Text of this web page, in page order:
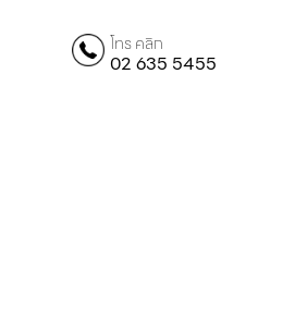
โทร คลิก
02 635 5455